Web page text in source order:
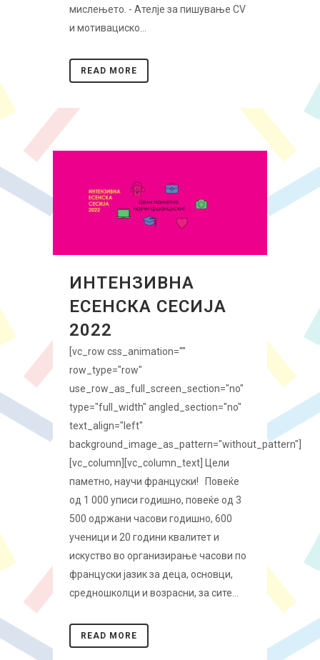
мислењето. - Ателје за пишување CV
и мотивациско...
READ MORE
ИНТЕНЗИВНА
ЕСЕНСКА СЕСИЈА
2022
[vc_row css_animation=""
row_type="row"
use_row_as_full_screen_section="no"
type="full_width" angled_section="no"
text_align="left"
background_image_as_pattern="without_pattern"]
[vc_column][vc_column_text] Цели
паметно, научи француски! Повеќе
од 1 000 уписи годишно, повеќе од 3
500 одржани часови годишно, 600
ученици и 20 години квалитет и
искуство во организирање часови по
француски јазик за деца, основци,
средношколци и возрасни, за сите...
READ MORE